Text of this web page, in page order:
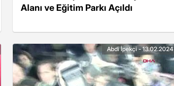
Alanı ve Eğitim Parkı Açıldı
Abdi İpekçi - 13.02.2024